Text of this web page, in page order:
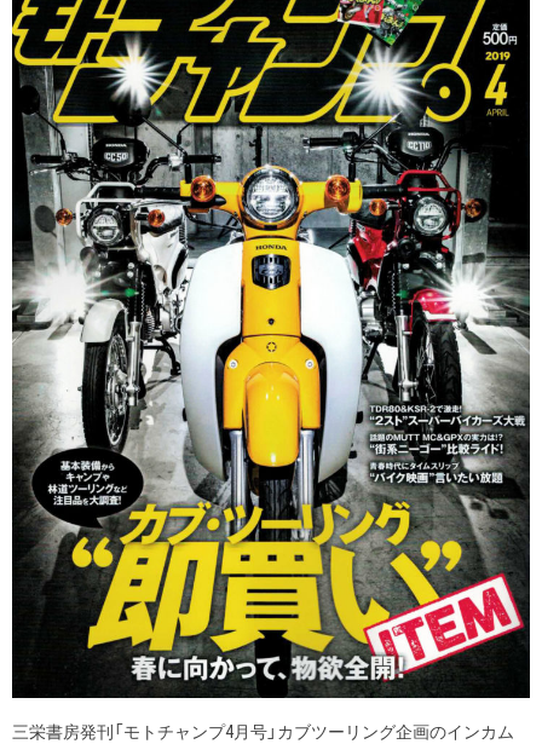
三栄書房発刊「モトチャンプ4月号」カブツーリング企画のインカム